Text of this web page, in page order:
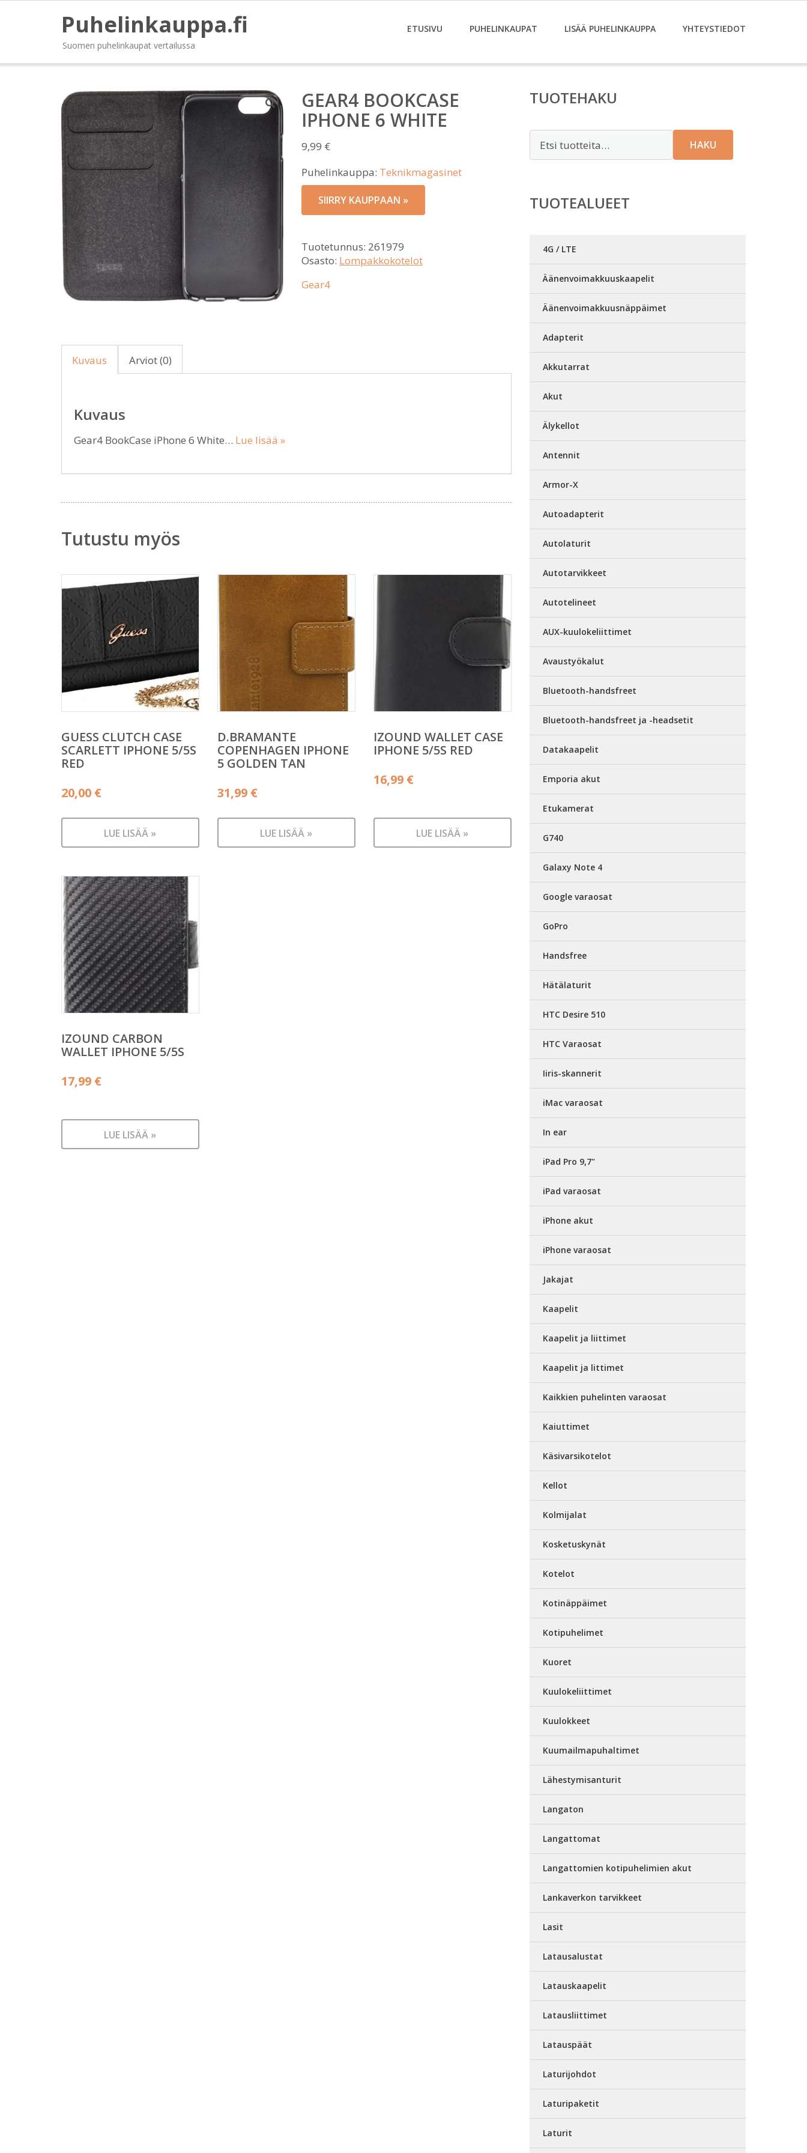
Puhelinkauppa.fi
Suomen puhelinkaupat vertailussa
ETUSIVU PUHELINKAUPAT LISÄÄ PUHELINKAUPPA YHTEYSTIEDOT
GEAR4 BOOKCASE
IPHONE 6 WHITE
9,99 €
Puhelinkauppa: Teknikmagasinet
SIIRRY KAUPPAAN »
Tuotetunnus: 261979
Osasto: Lompakkokotelot
Gear4
Kuvaus Arviot (0)
Kuvaus
Gear4 BookCase iPhone 6 White… Lue lisää »
Tutustu myös
GUESS CLUTCH CASE
SCARLETT IPHONE 5/5S
RED
20,00 €
LUE LISÄÄ »
D.BRAMANTE
COPENHAGEN IPHONE
5 GOLDEN TAN
31,99 €
LUE LISÄÄ »
IZOUND WALLET CASE
IPHONE 5/5S RED
16,99 €
LUE LISÄÄ »
IZOUND CARBON
WALLET IPHONE 5/5S
17,99 €
LUE LISÄÄ »
TUOTEHAKU
HAKU
TUOTEALUEET
4G / LTE
Äänenvoimakkuuskaapelit
Äänenvoimakkuusnäppäimet
Adapterit
Akkutarrat
Akut
Älykellot
Antennit
Armor-X
Autoadapterit
Autolaturit
Autotarvikkeet
Autotelineet
AUX-kuulokeliittimet
Avaustyökalut
Bluetooth-handsfreet
Bluetooth-handsfreet ja -headsetit
Datakaapelit
Emporia akut
Etukamerat
G740
Galaxy Note 4
Google varaosat
GoPro
Handsfree
Hätälaturit
HTC Desire 510
HTC Varaosat
Iiris-skannerit
iMac varaosat
In ear
iPad Pro 9,7"
iPad varaosat
iPhone akut
iPhone varaosat
Jakajat
Kaapelit
Kaapelit ja liittimet
Kaapelit ja littimet
Kaikkien puhelinten varaosat
Kaiuttimet
Käsivarsikotelot
Kellot
Kolmijalat
Kosketuskynät
Kotelot
Kotinäppäimet
Kotipuhelimet
Kuoret
Kuulokeliittimet
Kuulokkeet
Kuumailmapuhaltimet
Lähestymisanturit
Langaton
Langattomat
Langattomien kotipuhelimien akut
Lankaverkon tarvikkeet
Lasit
Latausalustat
Latauskaapelit
Latausliittimet
Latauspäät
Laturijohdot
Laturipaketit
Laturit